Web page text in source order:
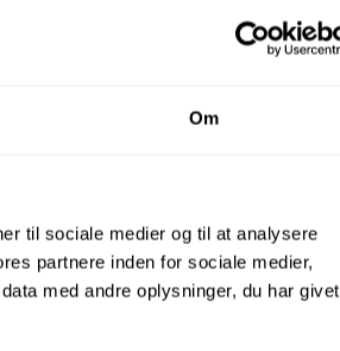
Om
til sociale medier og til at analysere
partnere inden for sociale medier,
med andre oplysninger, du har givet